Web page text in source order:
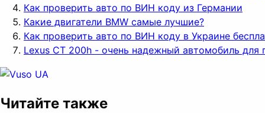
Как проверить авто по ВИН коду из Германии
Какие двигатели BMW самые лучшие?
Как проверить авто по ВИН коду в Украине
Lexus CT 200h - очень надежный автомобиль для
Читайте также